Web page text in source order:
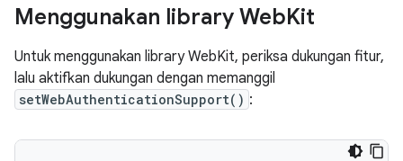
Menggunakan library WebKit
Untuk menggunakan library WebKit, periksa dukungan fitur,
lalu aktifkan dukungan dengan memanggil
setWebAuthenticationSupport() :